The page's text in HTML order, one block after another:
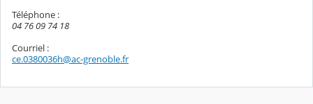
Téléphone :
04 76 09 74 18
Courriel :
ce.0380036h@ac-grenoble.fr